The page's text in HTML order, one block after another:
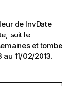
de InvDate
, soit le
et tombe
au 11/02/2013.